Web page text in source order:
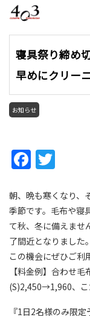
寝具祭り締め
早めにクリー
お知らせ
Facebook
朝、晩も寒くなり、
季節です。毛布や寝
て秋、冬に備えませ
了間近となりました。
この機会にぜひご利
【料金例】合わせ
(S)2,450→1,960、
『1日2名様のみ限定